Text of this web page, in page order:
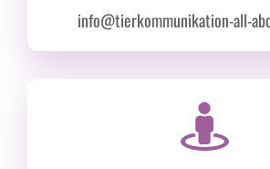
info@tierkommunikation-all-